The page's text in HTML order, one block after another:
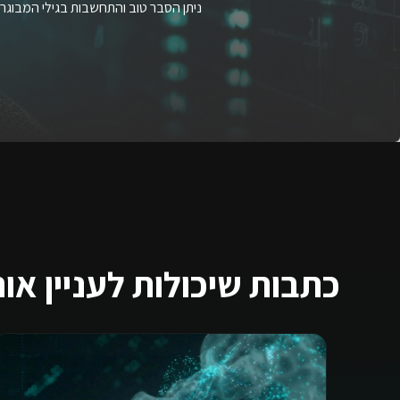
ניתן הסבר טוב והתחשבות בגילי
כתבות שיכולות לעניין